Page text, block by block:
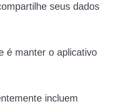
seus dados
é manter o aplicativo
incluem